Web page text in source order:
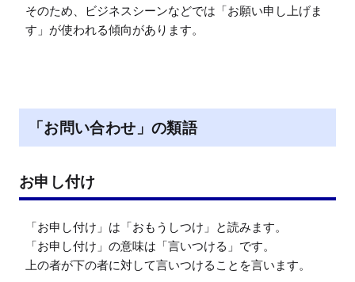
そのため、ビジネスシーンなどでは「お願い申し上げま
す」が使われる傾向があります。
「お問い合わせ」の類語
お申し付け
「お申し付け」は「おもうしつけ」と読みます。
「お申し付け」の意味は「言いつける」です。
上の者が下の者に対して言いつけることを言います。